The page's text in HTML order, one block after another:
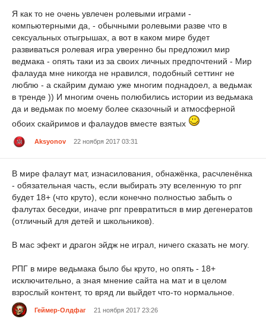
Я как то не очень увлечен ролевыми играми -
компьютерными да, - обычными ролевыми разве что в
сексуальных отыгрышах, а вот в каком мире будет
развиваться ролевая игра уверенно бы предложил мир
ведмака - опять таки из за своих личных предпочтений - Мир
фалауда мне никогда не нравился, подобный сеттинг не
люблю - а скайрим думаю уже многим поднадоел, а ведьмак
в тренде )) И многим очень полюбились истории из ведьмака
да и ведьмак по моему более сказочный и атмосферной
обоих скайримов и фалаудов вместе взятых
Aksyonov 22 ноября 2017 03:31
В мире фалаут мат, изнасилования, обнажёнка, расчленёнка
- обязательная часть, если выбирать эту вселенную то рпг
будет 18+ (что круто), если конечно полностью забыть о
фалутах беседки, иначе рпг превратиться в мир дегенератов
(отличный для детей и школьников).
В мас эфект и драгон эйдж не играл, ничего сказать не могу.
РПГ в мире ведьмака было бы круто, но опять - 18+
исключительно, а зная мнение сайта на мат и в целом
взрослый контент, то вряд ли выйдет что-то нормальное.
Геймер-Олдфаг 21 ноября 2017 23:26